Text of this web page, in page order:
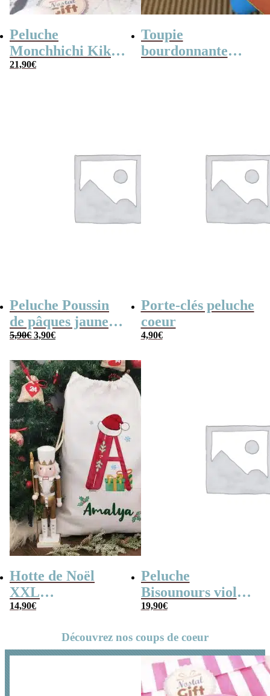
Peluche
Monchhichi Kiki
l’original (20 cm)
21,90€
Toupie
bourdonnante
Peluche Poussin
de pâques jaune
(14cm)
5,90€ Le
était :
5,90€.
3,90€Le
est :
3,90€.
Porte-clés peluche
coeur
4,90€
Hotte de Noël
XXL
personnalisée –
14,90€
Peluche
Bisounours violet
(21cm) –
Version 2019
19,90€
Découvrez nos coups de coeur